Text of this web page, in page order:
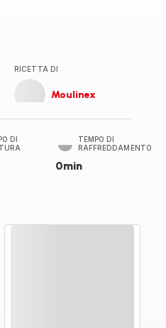
RICETTA DI
Moulinex
DI
TEMPO DI
RAFFREDDAMENTO
0min